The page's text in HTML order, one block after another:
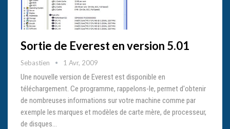
Sortie de Everest en version 5.01
Sebastien 1 Avr, 2009
Une nouvelle version de Everest est disponible en
téléchargement. Ce programme, rappelons-le, permet d'obtenir
de nombreuses informations sur votre machine comme par
exemple les marques et modèles de carte mère, de processeur,
de disques…